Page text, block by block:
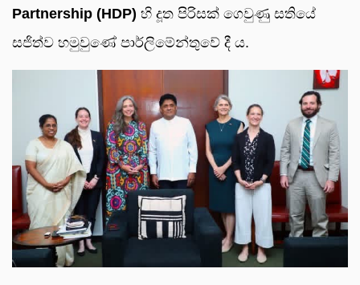
Partnership (HDP) හි දූත පිරිසක් ගෙවුණු සතියේ
සජිත්ව හමුවුණේ පාර්ලිමේන්තුවේ දී ය.